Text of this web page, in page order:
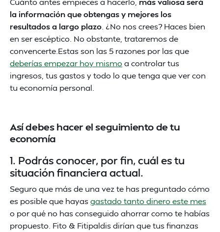
la información que obtengas y mejores los
resultados a largo plazo . ¿No nos crees? Haces bien
en ser escéptico. No obstante, trataremos de
convencerte.Estas son las 5 razones por las que
deberías empezar hoy mismo a controlar tus
ingresos, tus gastos y todo lo que tenga que ver con
tu economía personal.
Así debes hacer el seguimiento de tu
economía
1. Podrás conocer, por fin, cuál es tu
situación financiera actual.
Seguro que más de una vez te has preguntado cómo
es posible que hayasgastado tanto dinero este mes
o por qué no has conseguido ahorrar como te habías
propuesto. Fito & Fitipaldis dirían que tus finanzas